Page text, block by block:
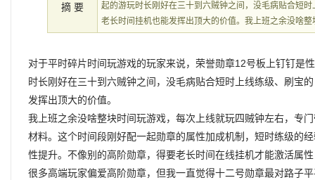
摘 要
起的游玩时长刚好在三十到六贼钟之间，没毛病贴合短
老长时间挂机也能发挥出顶大的价值。我上班之余没啥整
对于平时碎片时间玩游戏的玩家来说，荣誉勋章12号板上钉钉是
时长刚好在三十到六贼钟之间，没毛病贴合短时上线练级、刷宝
发挥出顶大的价值。
我上班之余没啥整块时间玩游戏，每次上线就玩四贼钟左右，专
材料。这个时间段刚好配一起勋章的属性加成机制，短时练级的
性提升。不像别的高阶勋章，得要老长时间在线挂机才能激活属
很多高端玩家偏爱高阶勋章，但我一直觉得十二号勋章最对路子